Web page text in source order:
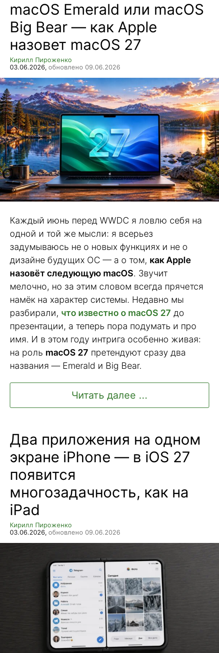
macOS Emerald или macOS
Big Bear — как Apple
назовет macOS 27
Кирилл Пироженко
03.06.2026, обновлено 09.06.2026
Каждый июнь перед WWDC я ловлю себя на
одной и той же мысли: я всерьез
задумываюсь не о новых функциях и не о
дизайне будущих ОС — а о том, как Apple
назовёт следующую macOS. Звучит
мелочно, но за этим словом всегда прячется
намёк на характер системы. Недавно мы
разбирали, что известно о macOS 27 до
презентации, а теперь пора подумать и про
имя. И в этом году интрига особенно живая:
на роль macOS 27 претендуют сразу два
названия — Emerald и Big Bear.
Читать далее ...
Два приложения на одном
экране iPhone — в iOS 27
появится
многозадачность, как на
iPad
Кирилл Пироженко
03.06.2026, обновлено 09.06.2026